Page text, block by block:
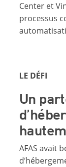
Center et
processus
LE DÉFI
Un
AFAS avait